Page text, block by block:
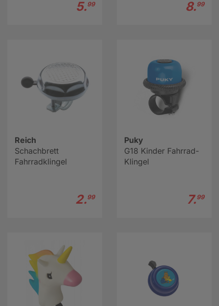
5.99 8.99
Reich
Schachbrett
Fahrradklingel
2.99
Puky
G18 Kinder Fahrrad-
Klingel
7.99